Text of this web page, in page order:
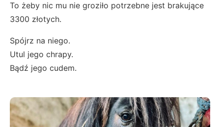
To żeby nic mu nie groziło potrzebne jest brakujące
3300 złotych.
Spójrz na niego.
Utul jego chrapy.
Bądź jego cudem.